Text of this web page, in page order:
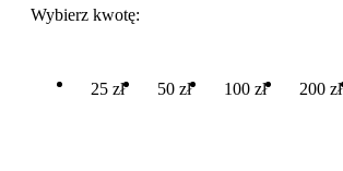
Wybierz kwotę:
25 zł 50 zł 100 zł 200 zł